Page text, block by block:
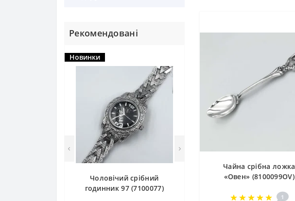
Срібні браслети
Подарункове пакування
Рекомендовані
Новинки
Чоловічий срібний
годинник 97 (7100077)
Чайна срібна ложка
«Овен» (8100099OV)
1